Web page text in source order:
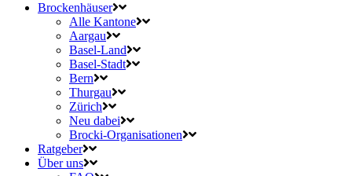
Brockenhäuser
Alle Kantone
Aargau
Basel-Land
Basel-Stadt
Bern
Thurgau
Zürich
Neu dabei
Brocki-Organisationen
Ratgeber
Über uns